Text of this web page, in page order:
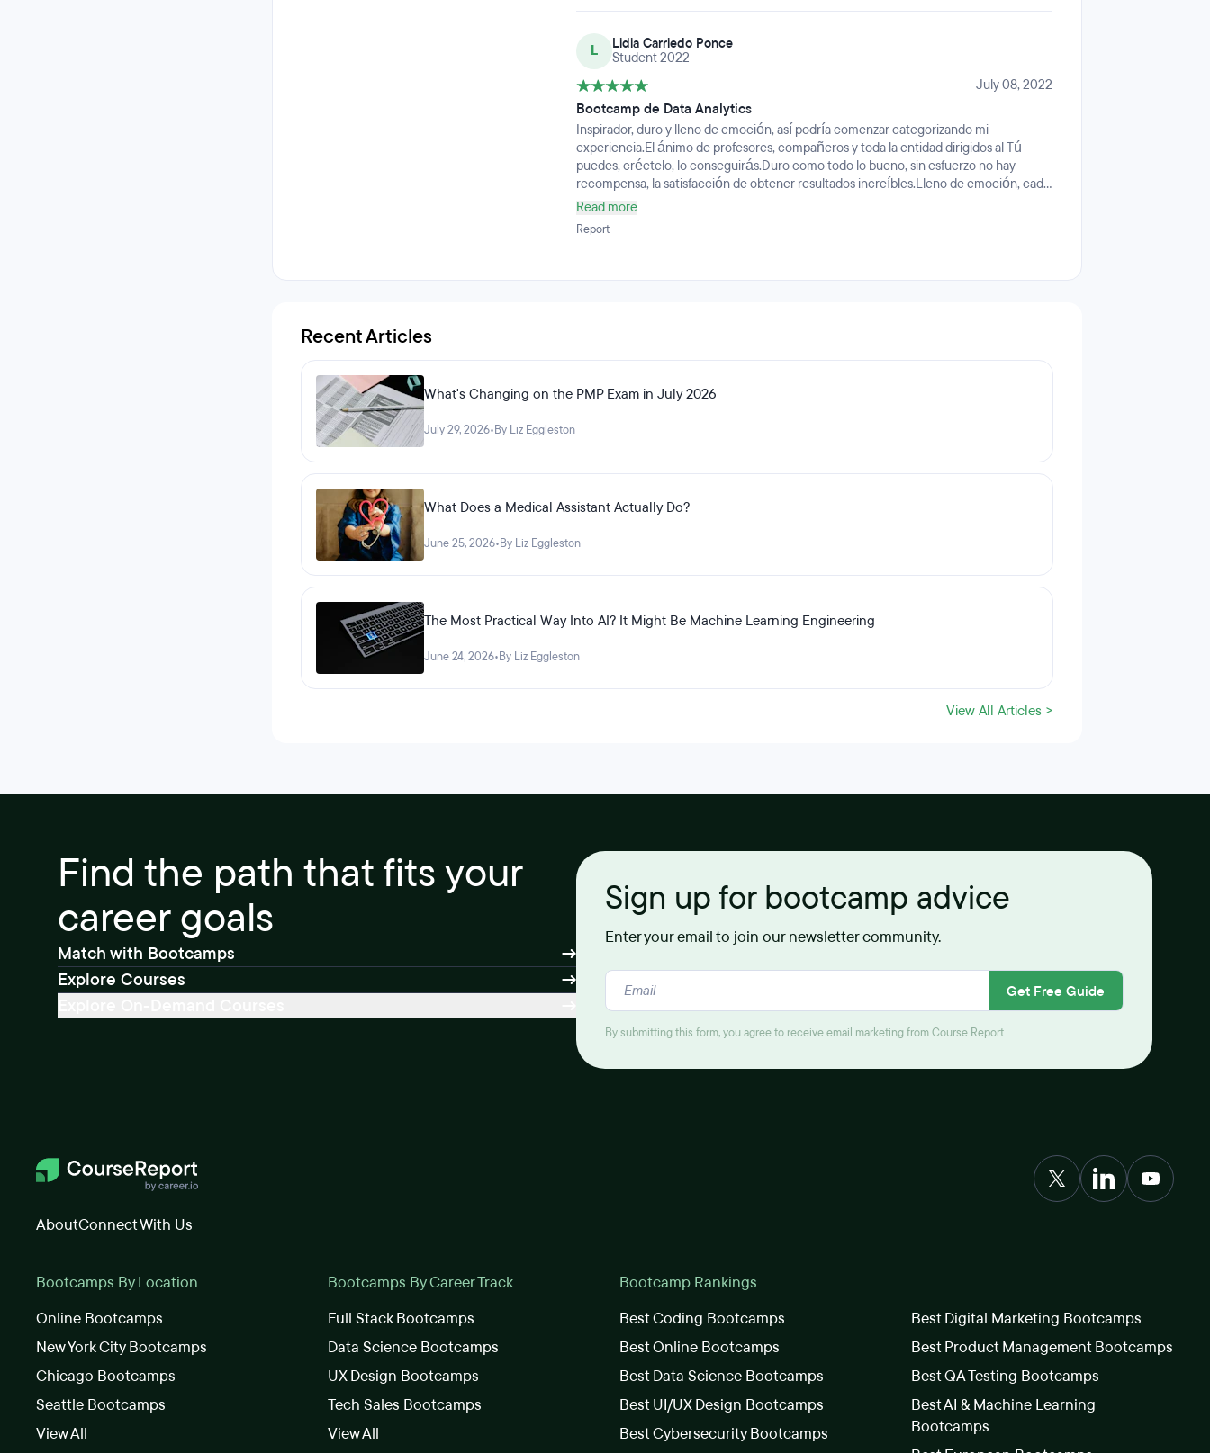
L
Lidia Carriedo Ponce
Student 2022
July 08, 2022
Bootcamp de Data Analytics
Inspirador, duro y lleno de emoción, así podría comenzar categorizando mi
experiencia.El ánimo de profesores, compañeros y toda la entidad dirigidos al Tú
puedes, créetelo, lo conseguirás.Duro como todo lo bueno, sin esfuerzo no hay
recompensa, la satisfacción de obtener resultados increíbles.Lleno de emoción, cada
día va a ser diferente, cada día será un reto, y se creará dentro de ti un pequeño
guerrero dispuesto a la batalla, no hay límites.He disfrutado cada uno de los días,
muchas emociones se han apoderado de mí durante el proceso, pero repetiría sin
Read more
Report
Recent Articles
What's Changing on the PMP Exam in July 2026
July 29, 2026•By Liz Eggleston
What Does a Medical Assistant Actually Do?
June 25, 2026•By Liz Eggleston
The Most Practical Way Into AI? It Might Be Machine Learning Engineering
June 24, 2026•By Liz Eggleston
View All Articles >
Find the path that fits your
career goals
Match with Bootcamps
Explore Courses
Sign up for bootcamp advice
Enter your email to join our newsletter community.
Get Free Guide
By submitting this form, you agree to receive email marketing from Course Report.
AboutConnect With Us
Bootcamps By Location
Online Bootcamps
New York City Bootcamps
Chicago Bootcamps
Seattle Bootcamps
View All
Bootcamps By Career Track
Full Stack Bootcamps
Data Science Bootcamps
UX Design Bootcamps
Tech Sales Bootcamps
View All
Bootcamp Rankings
Best Coding Bootcamps
Best Online Bootcamps
Best Data Science Bootcamps
Best UI/UX Design Bootcamps
Best Cybersecurity Bootcamps
Best Digital Marketing Bootcamps
Best Product Management Bootcamps
Best QA Testing Bootcamps
Best AI & Machine Learning
Bootcamps